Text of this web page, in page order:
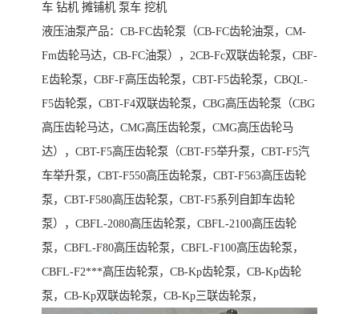
车 钻机 摊铺机 泵车 挖机
液压油泵产品：CB-FC齿轮泵（CB-FC齿轮油泵，CM-
Fm齿轮马达，CB-FC油泵），2CB-Fc双联齿轮泵，CBF-
E齿轮泵，CBF-F高压齿轮泵，CBT-F5齿轮泵，CBQL-
F5齿轮泵，CBT-F4双联齿轮泵，CBG高压齿轮泵（CBG
高压齿轮马达，CMG高压齿轮泵，CMG高压齿轮马
达），CBT-F5高压齿轮泵（CBT-F5举升泵，CBT-F5汽
车举升泵，CBT-F550高压齿轮泵，CBT-F563高压齿轮
泵，CBT-F580高压齿轮泵，CBT-F5系列自卸车齿轮
泵），CBFL-2080高压齿轮泵，CBFL-2100高压齿轮
泵，CBFL-F80高压齿轮泵，CBFL-F100高压齿轮泵，
CBFL-F2***高压齿轮泵，CB-Kp齿轮泵，CB-Kp齿轮
泵，CB-Kp双联齿轮泵，CB-Kp三联齿轮泵，